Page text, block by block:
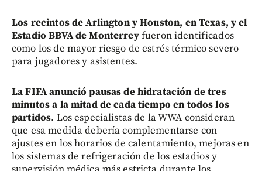
Los recintos de Arlington y Houston, en Texas, y el
Estadio BBVA de Monterreyfueron identificados
como los de mayor riesgo de estrés térmico severo
para jugadores y asistentes.
La FIFA anunció pausas de hidratación de tres
minutos a la mitad de cada tiempo en todos los
partidos. Los especialistas de la WWA consideran
que esa medida debería complementarse con
ajustes en los horarios de calentamiento, mejoras en
los sistemas de refrigeración de los estadios y